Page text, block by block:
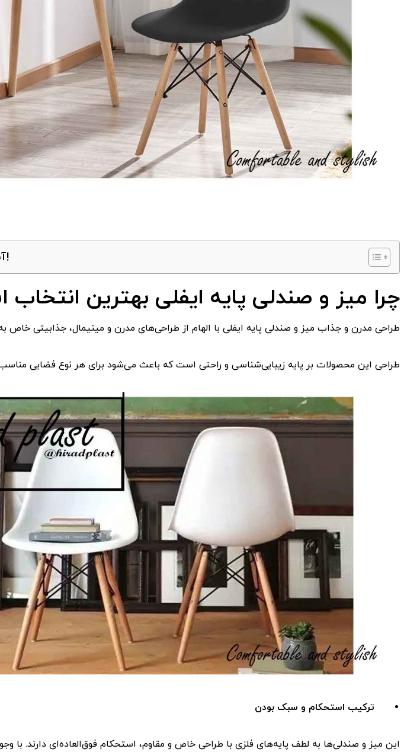
آنچه در اینجا میخوانید!
چرا میز و صندلی پایه ایفلی بهترین
طراحی مدرن و جذاب میز و صندلی پایه ایفلی با الهام از طراحی‌های مدرن و مینیمال، جذابیتی
طراحی این محصولات بر پایه زیبایی‌شناسی و راحتی است که باعث می‌شود برای هر نوع فضایی
ترکیب استحکام و سبک بودن
این میز و صندلی‌ها به لطف پایه‌های فلزی با طراحی خاص و مقاوم، استحکام فوق‌العاده‌ای دارند. با